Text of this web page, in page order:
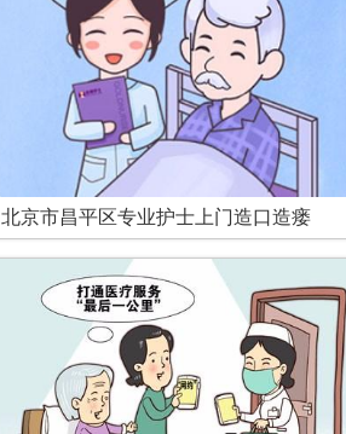
北京市昌平区专业护士上门造口造瘘